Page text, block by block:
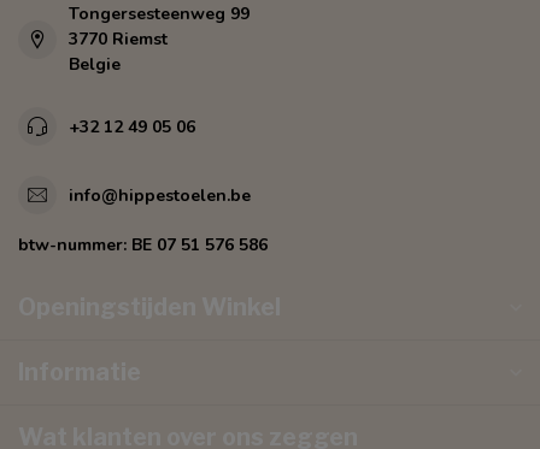
Tongersesteenweg 99
3770 Riemst
Belgie
+32 12 49 05 06
info@hippestoelen.be
btw-nummer: BE 07 51 576 586